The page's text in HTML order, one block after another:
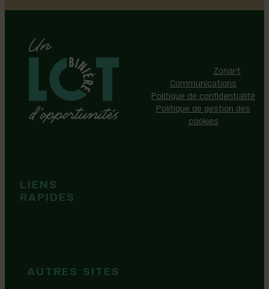
LIENS
RAPIDES
AUTRES SITES
Zonart
Communications
Politique de confidentialité
Politique de gestion des
cookies